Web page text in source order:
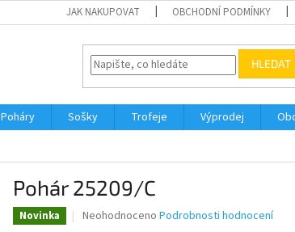
JAK NAKUPOVAT OBCHODNÍ PODMÍNKY
HLEDAT
Poháry Sošky Trofeje Výprodej
Pohár 25209/C
Novinka
Průměrné
Neohodnoceno Podrobnosti hodnocení